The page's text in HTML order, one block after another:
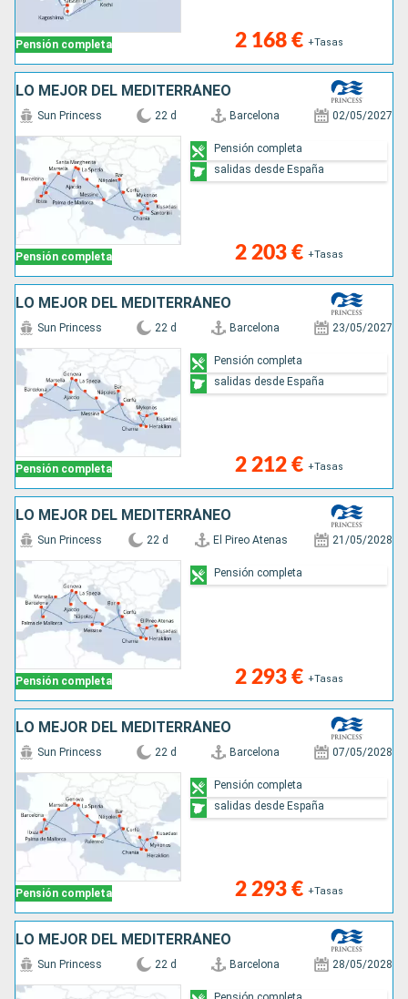
Pensión completa 2 168 € +Tasas
LO MEJOR DEL MEDITERRÁNEO
Pensión completa
Sun Princess 22 d Barcelona 02/05/2027
2 203 € +Tasas
Pensión completa
salidas desde España
LO MEJOR DEL MEDITERRÁNEO
Pensión completa
Sun Princess 22 d Barcelona 23/05/2027
2 212 € +Tasas
Pensión completa
salidas desde España
LO MEJOR DEL MEDITERRÁNEO
Pensión completa
Sun Princess 22 d El Pireo Atenas 21/05/2028
2 293 € +Tasas
Pensión completa
LO MEJOR DEL MEDITERRÁNEO
Pensión completa
Sun Princess 22 d Barcelona 07/05/2028
2 293 € +Tasas
Pensión completa
salidas desde España
LO MEJOR DEL MEDITERRÁNEO
Sun Princess 22 d Barcelona 28/05/2028